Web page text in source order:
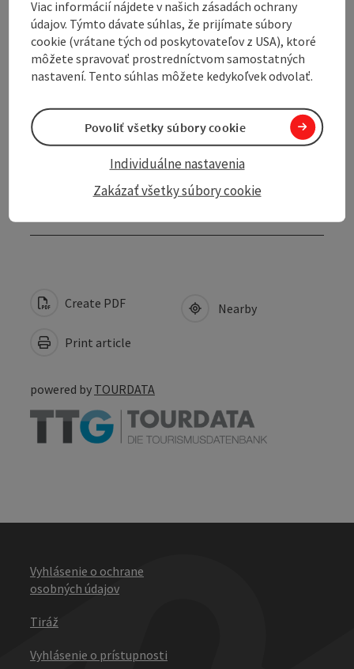
Opening hours
Arrival
Prices
Create PDF
Print article
Nearby
powered by TOURDATA
Vyhlásenie o ochrane
osobných údajov
Tiráž
Vyhlásenie o prístupnosti
Viac informácií nájdete v našich zásadách ochrany
údajov. Týmto dávate súhlas, že prijímate súbory
cookie (vrátane tých od poskytovateľov z USA), ktoré
môžete spravovať prostredníctvom samostatných
nastavení. Tento súhlas môžete kedykoľvek odvolať.
Zakázať všetky súbory cookie
Individuálne nastavenia
Povoliť všetky súbory cookie